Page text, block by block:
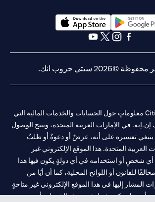
opens in a new
opens in a new tab
سيتي جروب انك.
يوفر موقع Citibank.ae معلوماتٍ حول الحسابات والخدمات المالية التي
في الإمارات العربية المتحدة، ويتيح الوصول
ينبغي تفسيره على أنه، عرضٌ أو دعوةٌ أو طلبٌ
العربية المتحدة. هذا الموقع الإلكتروني غير
شخصٍ أو استخدامه في أي دولةٍ يكون فيها هذا
للقانون أو اللوائح المحلية، كما أن أيًا من
المشار إليها في هذا الموقع الإلكتروني غير متاحةٍ
أي دولةٍ يكون فيها تقديم هذه الخدمات أو